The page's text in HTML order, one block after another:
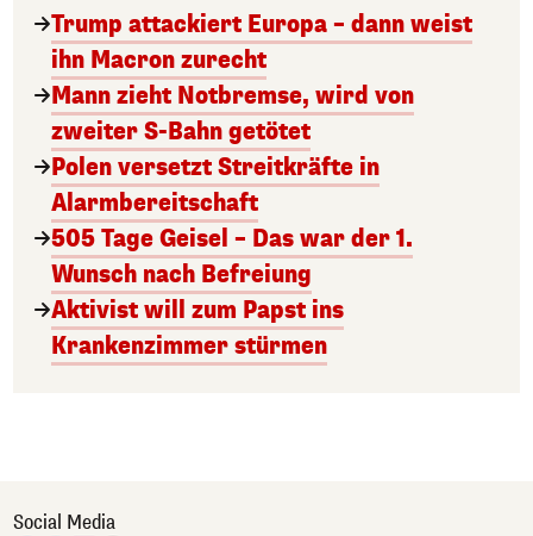
Trump attackiert Europa – dann weist
ihn Macron zurecht
Mann zieht Notbremse, wird von
zweiter S-Bahn getötet
Polen versetzt Streitkräfte in
Alarmbereitschaft
505 Tage Geisel – Das war der 1.
Wunsch nach Befreiung
Aktivist will zum Papst ins
Krankenzimmer stürmen
Social Media